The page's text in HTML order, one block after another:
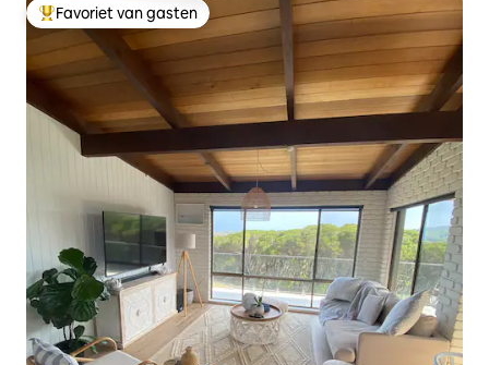
Topfavoriet van gasten
Favoriet van gasten